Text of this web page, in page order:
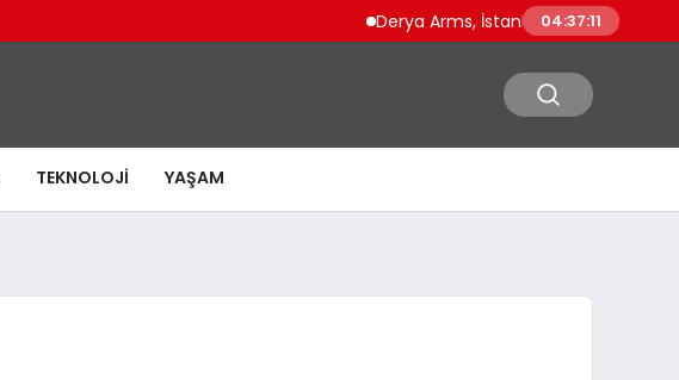
Derya Arms, İstanbul Prohunt 2026’da
04:37:12
TEKNOLOJI YAŞAM